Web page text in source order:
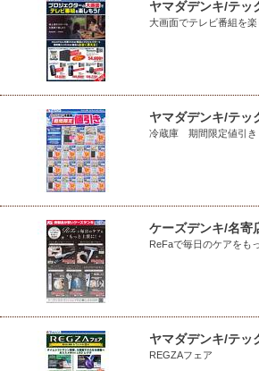
ヤマダデンキ/テッ
大画面でテレビ番組を楽
ヤマダデンキ/テッ
冷蔵庫 期間限定値引き
ケーズデンキ/名寄
ReFaで毎日のケアをも
ヤマダデンキ/テッ
REGZAフェア